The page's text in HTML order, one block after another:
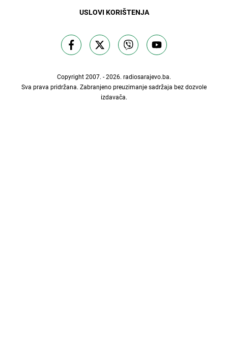
USLOVI KORIŠTENJA
Copyright 2007. - 2026. radiosarajevo.ba.
Sva prava pridržana. Zabranjeno preuzimanje sadržaja bez dozvole
izdavača.